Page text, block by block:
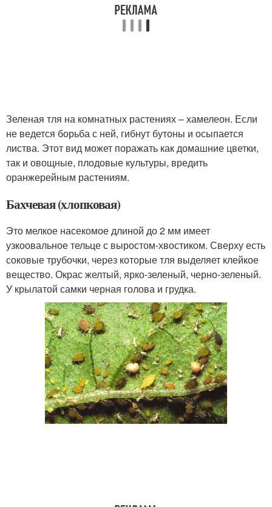
Зеленая тля на комнатных растениях – хамелеон. Если
не ведется борьба с ней, гибнут бутоны и осыпается
листва. Этот вид может поражать как домашние цветки,
так и овощные, плодовые культуры, вредить
оранжерейным растениям.
Бахчевая (хлопковая)
Это мелкое насекомое длиной до 2 мм имеет
узкоовальное тельце с выростом-хвостиком. Сверху есть
соковые трубочки, через которые тля выделяет клейкое
вещество. Окрас желтый, ярко-зеленый, черно-зеленый.
У крылатой самки черная голова и грудка.